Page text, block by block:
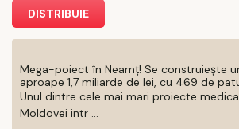
DISTRIBUIE
Mega-poiect în Neamț! Se construiește
aproape 1,7 miliarde de lei, cu 469 de
Unul dintre cele mai mari proiecte
Moldovei intr ...